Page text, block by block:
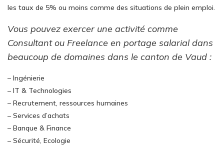
les taux de 5% ou moins comme des situations de plein emploi.
Vous pouvez exercer une activité comme
Consultant ou Freelance en portage salarial dans
beaucoup de domaines dans le canton de Vaud :
– Ingénierie
– IT & Technologies
– Recrutement, ressources humaines
– Services d’achats
– Banque & Finance
– Sécurité, Ecologie